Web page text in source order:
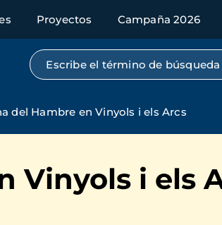
Proyectos Campaña 2026
Búsqueda por texto completo
del Hambre en Vinyols i els Arcs
Vinyols i els